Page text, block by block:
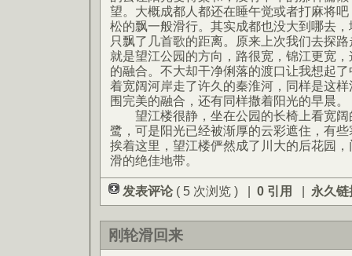
望。大概成都人都还在睡午觉或者打麻将
松的飘一般滑行。其实成都也没大到哪去
只飘了几首歌的距离。原来上次我们去探
就是望江公园的方向，路很宽，锦江更宽
的融合。不大却干净俐落的渡口让我想起
着宽阔河岸走了许久的秦淮河，同样是这
围完美的融合，还有同样撒着阳光的早晨。
望江楼很静，坐在公园的长椅上看宽阔
鹭，可是阳光已经被渐厚的云彩遮住，有
挨着这里，望江楼俨然成了川大的后花园
滑的绝佳地带。
发表评论 ( 5 次浏览 ) | 0 引用 | 永久链
刚轮滑回来